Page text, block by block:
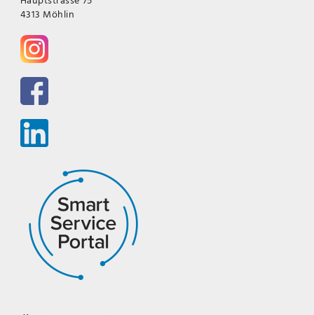
4313 Möhlin